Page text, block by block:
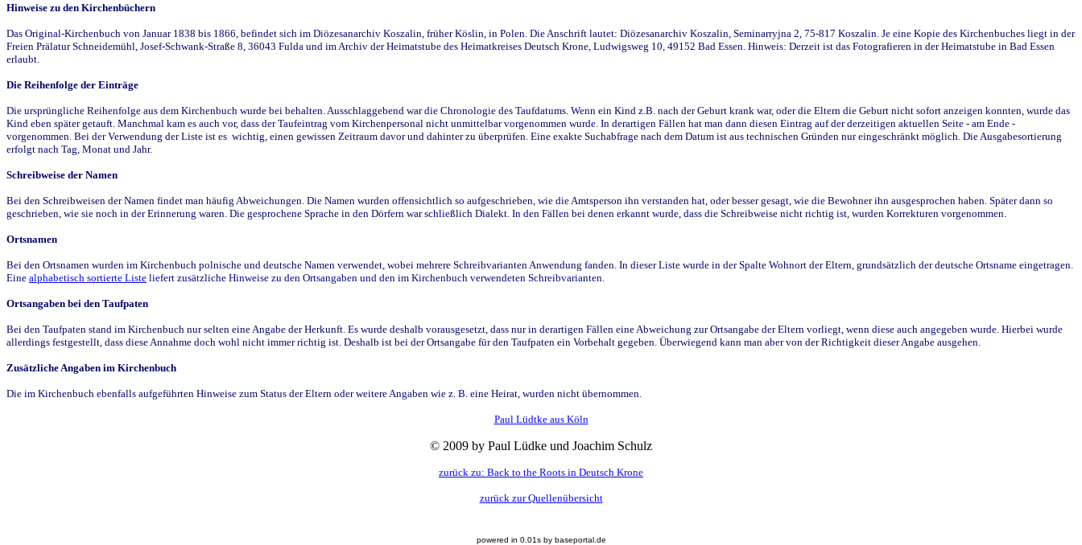
Hinweise zu den Kirchenbüchern
Das Original-Kirchenbuch von Januar 1838 bis 1866, befindet sich im Diözesanarchiv Koszalin, früher Köslin, in Polen. Die Anschrift lautet: Diözesanarchiv Koszalin, Seminarryjna 2, 75-817 Koszalin. Je eine Kopie des Kirchenbuches liegt in der
Freien Prälatur Schneidemühl, Josef-Schwank-Straße 8, 36043 Fulda und im Archiv der Heimatstube des Heimatkreises Deutsch Krone, Ludwigsweg 10, 49152 Bad Essen. Hinweis: Derzeit ist das Fotografieren in der Heimatstube in Bad Essen
erlaubt.
Die Reihenfolge der Einträge
Die ursprüngliche Reihenfolge aus dem Kirchenbuch wurde bei behalten. Ausschlaggebend war die Chronologie des Taufdatums. Wenn ein Kind z.B. nach der Geburt krank war, oder die Eltern die Geburt nicht sofort anzeigen konnten, wurde das
Kind eben später getauft. Manchmal kam es auch vor, dass der Taufeintrag vom Kirchenpersonal nicht unmittelbar vorgenommen wurde. In derartigen Fällen hat man dann diesen Eintrag auf der derzeitigen aktuellen Seite - am Ende -
vorgenommen. Bei der Verwendung der Liste ist es wichtig, einen gewissen Zeitraum davor und dahinter zu überprüfen. Eine exakte Suchabfrage nach dem Datum ist aus technischen Gründen nur eingeschränkt möglich. Die Ausgabesortierung
erfolgt nach Tag, Monat und Jahr.
Schreibweise der Namen
Bei den Schreibweisen der Namen findet man häufig Abweichungen. Die Namen wurden offensichtlich so aufgeschrieben, wie die Amtsperson ihn verstanden hat, oder besser gesagt, wie die Bewohner ihn ausgesprochen haben. Später dann so
geschrieben, wie sie noch in der Erinnerung waren. Die gesprochene Sprache in den Dörfern war schließlich Dialekt. In den Fällen bei denen erkannt wurde, dass die Schreibweise nicht richtig ist, wurden Korrekturen vorgenommen.
Ortsnamen
Bei den Ortsnamen wurden im Kirchenbuch polnische und deutsche Namen verwendet, wobei mehrere Schreibvarianten Anwendung fanden. In dieser Liste wurde in der Spalte Wohnort der Eltern, grundsätzlich der deutsche Ortsname eingetragen.
Eine alphabetisch sortierte Liste liefert zusätzliche Hinweise zu den Ortsangaben und den im Kirchenbuch verwendeten Schreibvarianten.
Ortsangaben bei den Taufpaten
Bei den Taufpaten stand im Kirchenbuch nur selten eine Angabe der Herkunft. Es wurde deshalb vorausgesetzt, dass nur in derartigen Fällen eine Abweichung zur Ortsangabe der Eltern vorliegt, wenn diese auch angegeben wurde. Hierbei wurde
allerdings festgestellt, dass diese Annahme doch wohl nicht immer richtig ist. Deshalb ist bei der Ortsangabe für den Taufpaten ein Vorbehalt gegeben. Überwiegend kann man aber von der Richtigkeit dieser Angabe ausgehen.
Zusätzliche Angaben im Kirchenbuch
Die im Kirchenbuch ebenfalls aufgeführten Hinweise zum Status der Eltern oder weitere Angaben wie z. B. eine Heirat, wurden nicht übernommen.
Paul Lüdtke aus Köln
© 2009 by Paul Lüdke und Joachim Schulz
zurück zu: Back to the Roots in Deutsch Krone
zurück zur Quellenübersicht
powered in 0.01s by baseportal.de